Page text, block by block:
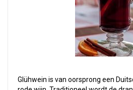
Glühwein is van oorsprong een